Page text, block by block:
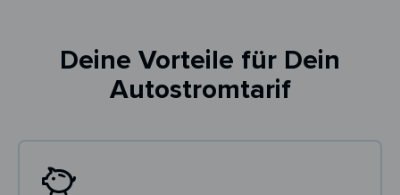
Deine Vorteile für Dein
Autostromtarif